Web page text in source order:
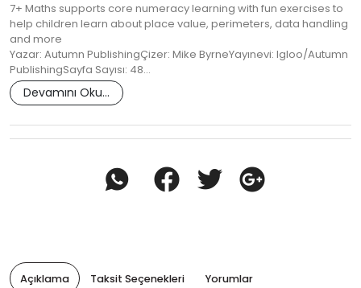
7+ Maths supports core numeracy learning with fun exercises to
help children learn about place value, perimeters, data handling
and more
Yazar: Autumn PublishingÇizer: Mike ByrneYayınevi: Igloo/Autumn
PublishingSayfa Sayısı: 48…
Devamını Oku...
Açıklama Taksit Seçenekleri Yorumlar